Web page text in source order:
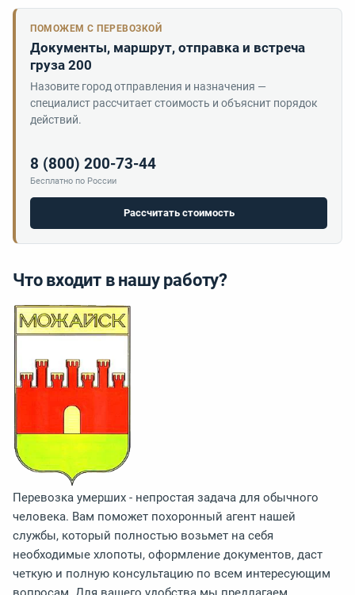
ПОМОЖЕМ С ПЕРЕВОЗКОЙ
Документы, маршрут, отправка и встреча
груза 200
Назовите город отправления и назначения —
специалист рассчитает стоимость и объяснит порядок
действий.
8 (800) 200-73-44
Бесплатно по России
Рассчитать стоимость
Что входит в нашу работу?
Перевозка умерших - непростая задача для обычного
человека. Вам поможет похоронный агент нашей
службы, который полностью возьмет на себя
необходимые хлопоты, оформление документов, даст
четкую и полную консультацию по всем интересующим